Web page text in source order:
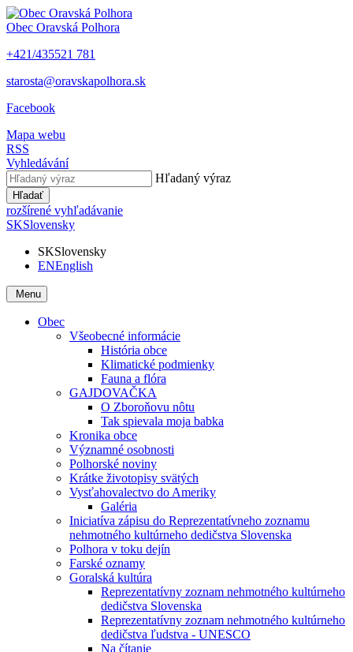
Obec Oravská Polhora
+421/435521 781
starosta@oravskapolhora.sk
Facebook
Mapa webu
RSS
Vyhledávání
Hľadaný výraz
Hľadať
rozšírené vyhľadávanie
SKSlovensky
SKSlovensky
ENEnglish
Menu
Obec
Všeobecné informácie
História obce
Klimatické podmienky
Fauna a flóra
GAJDOVAČKA
O Zboroňovu nôtu
Tak spievala moja babka
Kronika obce
Významné osobnosti
Polhorské noviny
Krátke životopisy svätých
Vysťahovalectvo do Ameriky
Galéria
Iniciatíva zápisu do Reprezentatívneho zoznamu
nehmotného kultúrneho dedičstva Slovenska
Polhora v toku dejín
Farské oznamy
Goralská kultúra
Reprezentatívny zoznam nehmotného kultúrneho
dedičstva Slovenska
Reprezentatívny zoznam nehmotného kultúrneho
dedičstva ľudstva - UNESCO
Na čítanie